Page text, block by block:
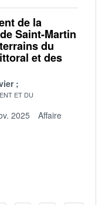
de la
Saint-Martin
du
et des
ET DU
2025
Affaire